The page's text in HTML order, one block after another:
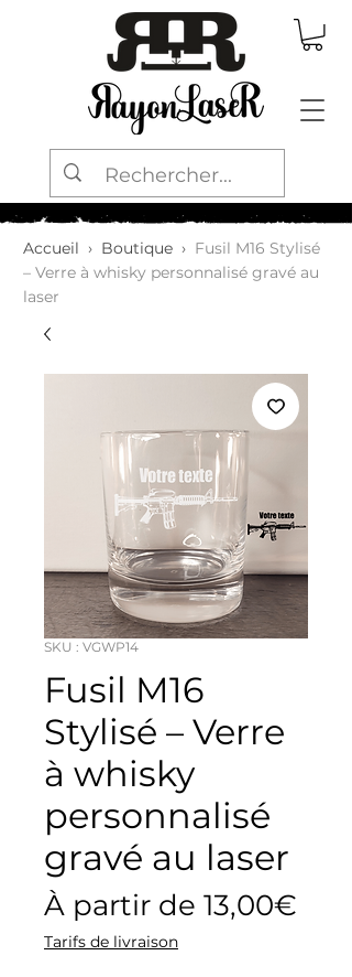
Accueil › Boutique › Fusil M16 Stylisé
– Verre à whisky personnalisé gravé au
laser
SKU : VGWP14
Fusil M16
Stylisé – Verre
à whisky
personnalisé
gravé au laser
À partir de 13,00€
Tarifs de livraison